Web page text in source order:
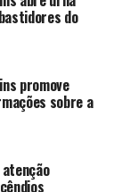
do
promove
sobre a